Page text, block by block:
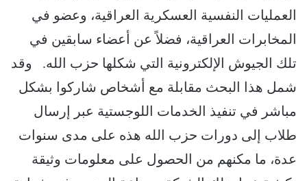
العمليات النفسية العسكرية العراقية، وعضو في
المخابرات العراقية، فضلاً عن أعضاء سابقين في
تلك الجيوش الإلكترونية التي شكلها حزب الله. وقد
شمل هذا البحث مقابلة مع أشخاص شاركوا بشكل
مباشر في تنفيذ الخدمات اللوجستية عبر إرسال
طلاب إلى دورات حزب الله هذه على مدى سنوات
عدة، ما مكنهم من الحصول على معلومات وثيقة